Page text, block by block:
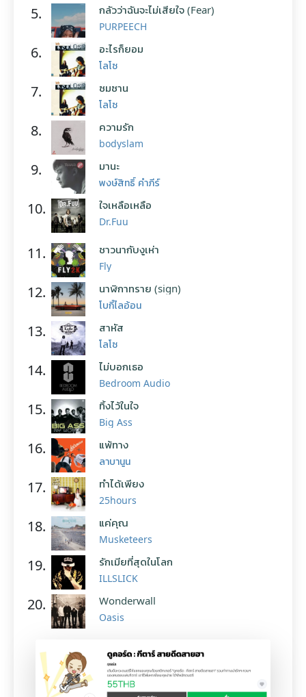
5. กลัวว่าฉันจะไม่เสียใจ (Fear)
PURPEECH
6. อะไรก็ยอม
โลโซ
7. ซมซาน
โลโซ
8. ความรัก
bodyslam
9. มานะ
พงษ์สิทธิ์ คำภีร์
10. ใจเหลือเหลือ
Dr.Fuu
11. ชาวนากับงูเห่า
Fly
12. นาฬิกาทราย (sign)
โบกี้ไลอ้อน
13. สาหัส
โลโซ
14. ไม่บอกเธอ
Bedroom Audio
15. ทิ้งไว้ในใจ
Big Ass
16. แพ้ทาง
ลาบานูน
17. ทำได้เพียง
25hours
18. แค่คุณ
Musketeers
19. รักเมียที่สุดในโลก
ILLSLICK
20. Wonderwall
Oasis